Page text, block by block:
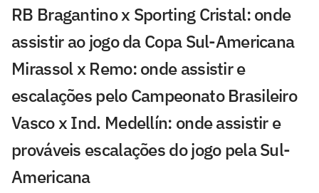
RB Bragantino x Sporting Cristal: onde
assistir ao jogo da Copa Sul-Americana
Mirassol x Remo: onde assistir e
escalações pelo Campeonato Brasileiro
Vasco x Ind. Medellín: onde assistir e
prováveis escalações do jogo pela Sul-
Americana